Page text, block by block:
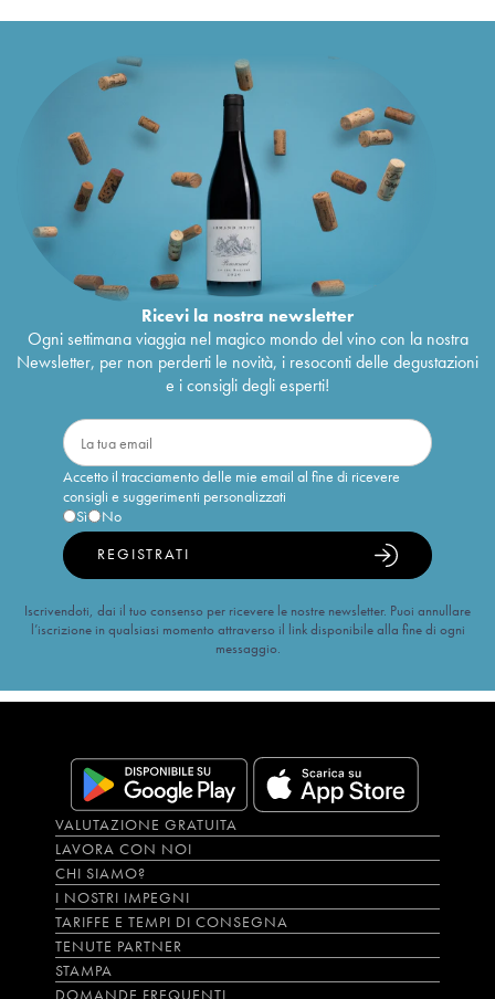
Ricevi la nostra newsletter
Ogni settimana viaggia nel magico mondo del vino con la nostra
Newsletter, per non perderti le novità, i resoconti delle degustazioni
e i consigli degli esperti!
Accetto il tracciamento delle mie email al fine di ricevere
consigli e suggerimenti personalizzati
Sì
No
REGISTRATI
Iscrivendoti, dai il tuo consenso per ricevere le nostre newsletter. Puoi annullare
l’iscrizione in qualsiasi momento attraverso il link disponibile alla fine di ogni
messaggio.
VALUTAZIONE GRATUITA
LAVORA CON NOI
CHI SIAMO?
I NOSTRI IMPEGNI
TARIFFE E TEMPI DI CONSEGNA
TENUTE PARTNER
STAMPA
DOMANDE FREQUENTI